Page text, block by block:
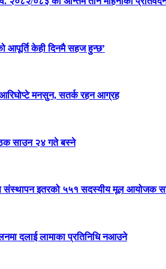
आपूर्ति केही दिनमै सहज हुन्छ’
मनसुन, सतर्क रहन आग्रह
साउन २४ गते बस्ने
संस्थापन इतरको ५५१ सदस्यीय मूल आयोजक
दलाई लामाका प्रतिनिधि नआउने